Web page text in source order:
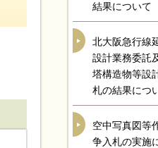
結果について
北大阪急行線
設計業務委託
塔構造物等設
札の結果につ
空中写真図等
争入札の実施